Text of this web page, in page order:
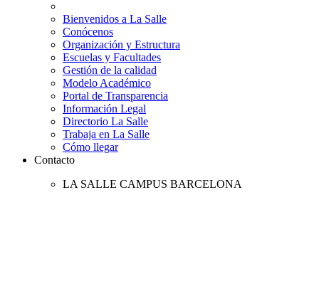
Bienvenidos a La Salle
Conócenos
Organización y Estructura
Escuelas y Facultades
Gestión de la calidad
Modelo Académico
Portal de Transparencia
Información Legal
Directorio La Salle
Trabaja en La Salle
Cómo llegar
Contacto
LA SALLE CAMPUS BARCELONA